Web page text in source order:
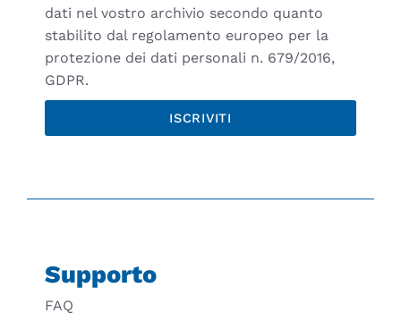
dati nel vostro archivio secondo quanto
stabilito dal regolamento europeo per la
protezione dei dati personali n. 679/2016,
GDPR.
ISCRIVITI
Supporto
FAQ